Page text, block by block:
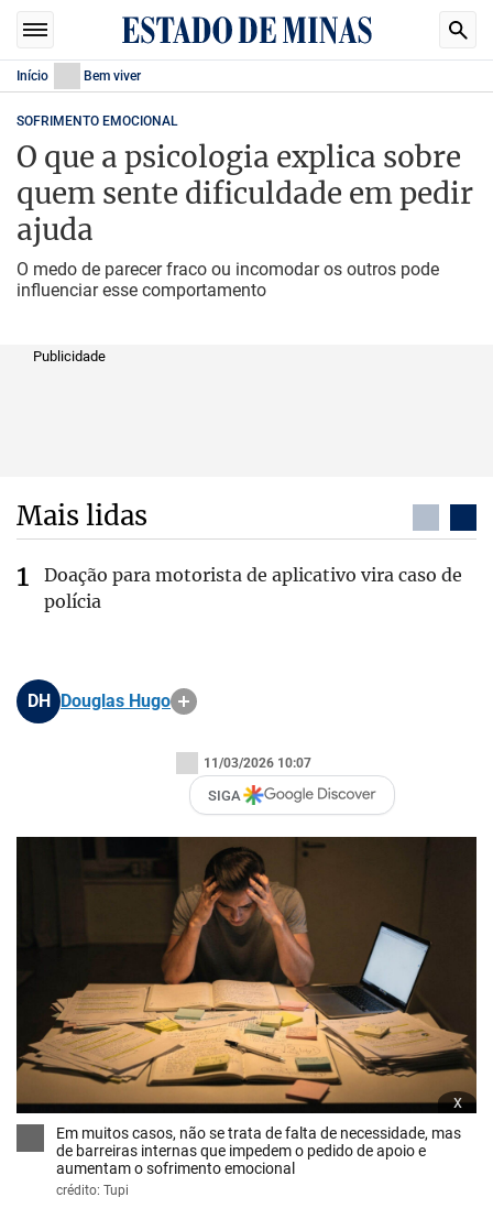
Início Bem viver
SOFRIMENTO EMOCIONAL
O que a psicologia explica sobre
quem sente dificuldade em pedir
ajuda
O medo de parecer fraco ou incomodar os outros pode
influenciar esse comportamento
Publicidade
Mais lidas
Doação para motorista de aplicativo vira caso de
polícia
DH Douglas Hugo
11/03/2026 10:07
SIGA
x
Em muitos casos, não se trata de falta de necessidade, mas
de barreiras internas que impedem o pedido de apoio e
aumentam o sofrimento emocional
crédito: Tupi